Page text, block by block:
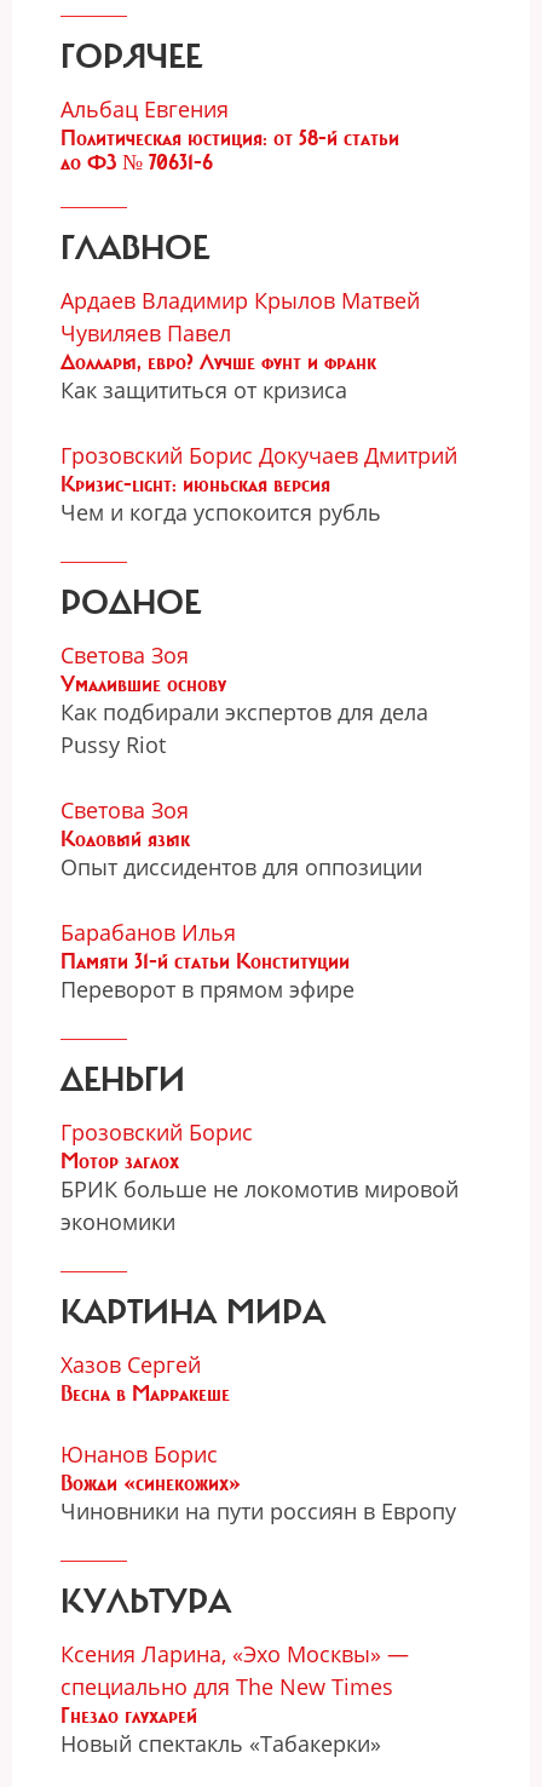
ГОРЯЧЕЕ
Альбац Евгения
Политическая юстиция: от 58-й статьи
до ФЗ № 70631-6
ГЛАВНОЕ
Ардаев Владимир Крылов Матвей
Чувиляев Павел
Доллары, евро? Лучше фунт и франк
Как защититься от кризиса
Грозовский Борис Докучаев Дмитрий
Кризис-light: июньская версия
Чем и когда успокоится рубль
РОДНОЕ
Светова Зоя
Умалившие основу
Как подбирали экспертов для дела
Pussy Riot
Светова Зоя
Кодовый язык
Опыт диссидентов для оппозиции
Барабанов Илья
Памяти 31-й статьи Конституции
Переворот в прямом эфире
ДЕНЬГИ
Грозовский Борис
Мотор заглох
БРИК больше не локомотив мировой
экономики
КАРТИНА МИРА
Хазов Сергей
Весна в Марракеше
Юнанов Борис
Вожди «синекожих»
Чиновники на пути россиян в Европу
КУЛЬТУРА
Ксения Ларина, «Эхо Москвы» —
специально для The New Times
Гнездо глухарей
Новый спектакль «Табакерки»